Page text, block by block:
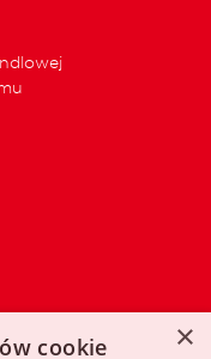
×
cookie